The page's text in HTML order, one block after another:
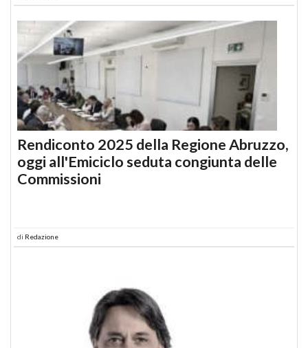
Rendiconto 2025 della Regione Abruzzo,
oggi all'Emiciclo seduta congiunta delle
Commissioni
di Redazione